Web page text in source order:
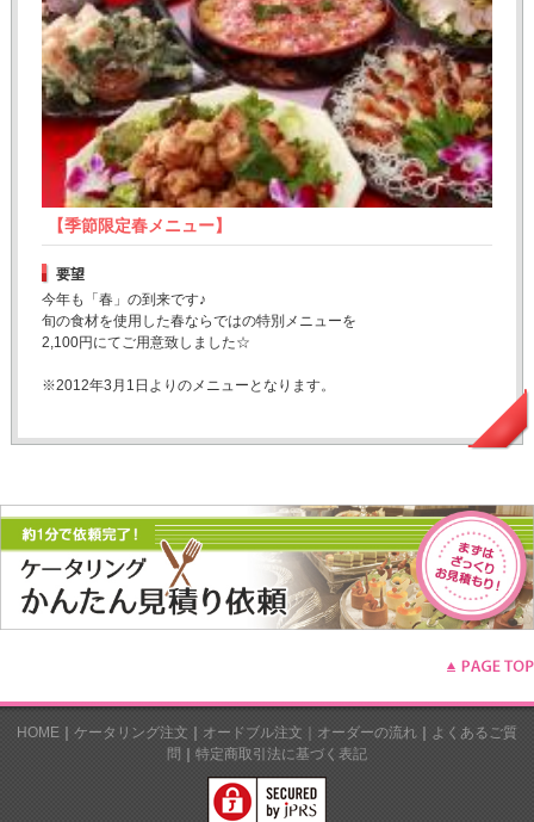
【季節限定春メニュー】
要望
今年も「春」の到来です♪
旬の食材を使用した春ならではの特別メニューを
2,100円にてご用意致しました☆
※2012年3月1日よりのメニューとなります。
HOME ケータリング注文 オードブル注文｜ オーダーの流れ
よくあるご質
問
特定商取引法に基づく表記